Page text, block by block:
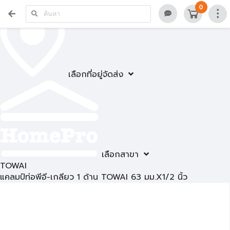
เลือกที่อยู่จัดส่ง
เลือกสาขา
0
TOWAI
แคลมป์ท่อพีอี-เกลียว 1 ด้าน TOWAI 63 มม.X1/2 นิ้ว